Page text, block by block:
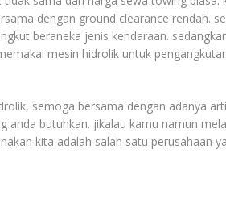
dengan ground clearance rendah.
beraneka jenis kendaraan.
mesin hidrolik untuk
semoga bersama dengan adanya
anda butuhkan. jikalau kamu namun
kita adalah salah satu perusahaan